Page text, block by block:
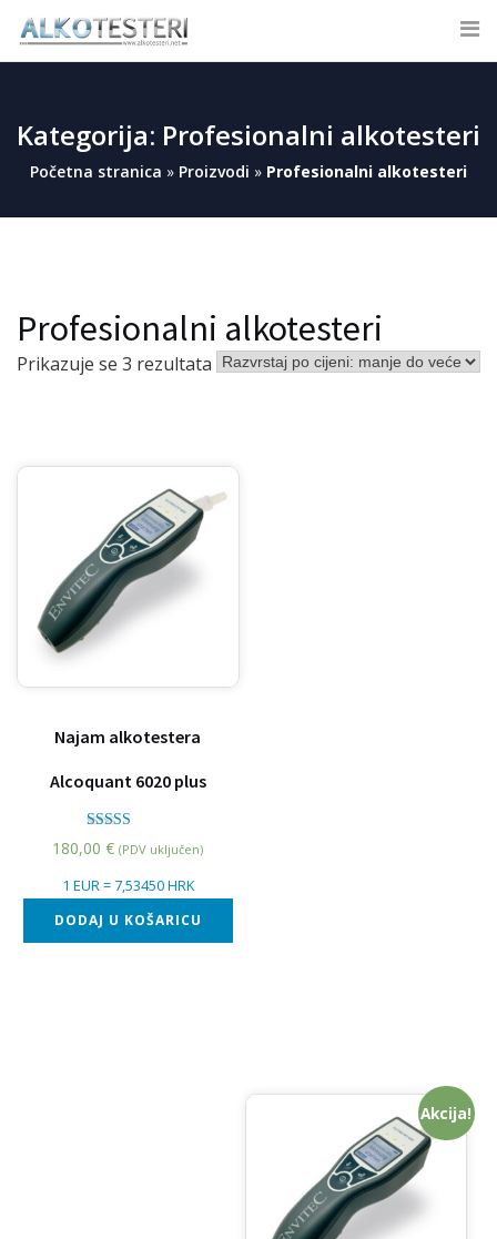
Skip
content
Kategorija: Profesionalni alkotesteri
Početna stranica » Proizvodi » Profesionalni alkotesteri
Profesionalni alkotesteri
Prikazuje se 3 rezultata
Najam alkotestera
Alcoquant 6020 plus
Ocjenjeno
5.00
180,00€ (PDV uključen)
1 EUR = 7,53450 HRK
DODAJ U KOŠARICU
Akcija!